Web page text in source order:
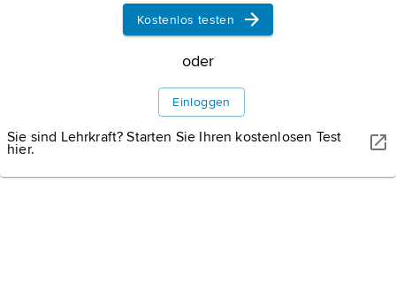
Primaten vor allem in den subtropischen und
tropischen Gebieten der Welt (außer der
australischen Region) verbreitet.
Kostenlos testen
oder
Einloggen
Sie sind Lehrkraft? Starten Sie Ihren kostenlosen Test
hier.